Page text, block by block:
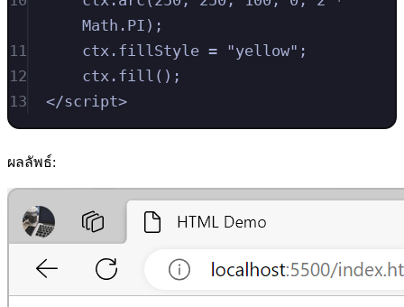
Math . PI ) ;
11
ctx . fillStyle = "yellow" ;
12
ctx . fill () ;
13
</script>
ผลลัพธ์: